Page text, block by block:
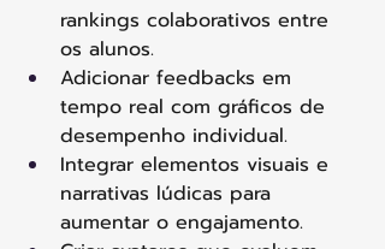
rankings colaborativos entre
os alunos.
Adicionar feedbacks em
tempo real com gráficos de
desempenho individual.
Integrar elementos visuais e
narrativas lúdicas para
aumentar o engajamento.